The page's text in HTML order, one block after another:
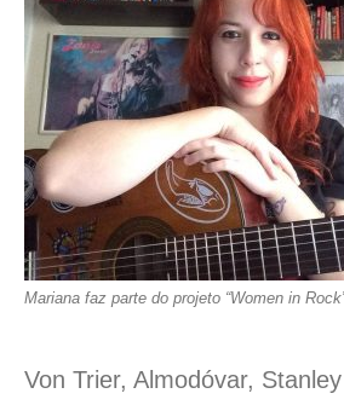
Mariana faz parte do projeto “Women in
Von Trier, Almodóvar,